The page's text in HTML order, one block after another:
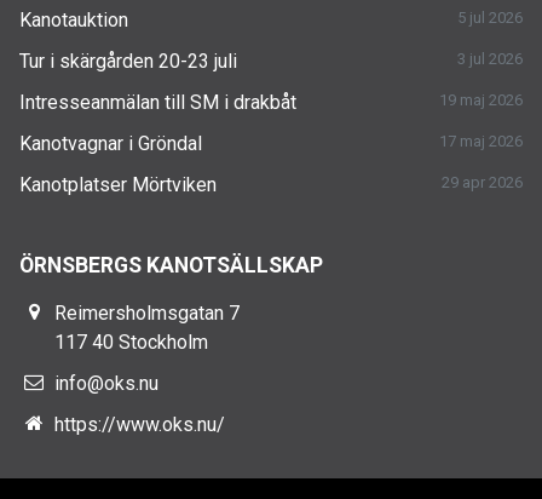
Kanotauktion 5 jul 2026
Tur i skärgården 20-23 juli 3 jul 2026
Intresseanmälan till SM i drakbåt 19 maj 2026
Kanotvagnar i Gröndal 17 maj 2026
Kanotplatser Mörtviken 29 apr 2026
ÖRNSBERGS KANOTSÄLLSKAP
Reimersholmsgatan 7
117 40 Stockholm
info@oks.nu
https://www.oks.nu/